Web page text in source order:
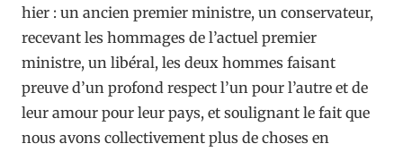
hier : un ancien premier ministre, un conservateur,
recevant les hommages de l’actuel premier
ministre, un libéral, les deux hommes faisant
preuve d’un profond respect l’un pour l’autre et de
leur amour pour leur pays, et soulignant le fait que
nous avons collectivement plus de choses en